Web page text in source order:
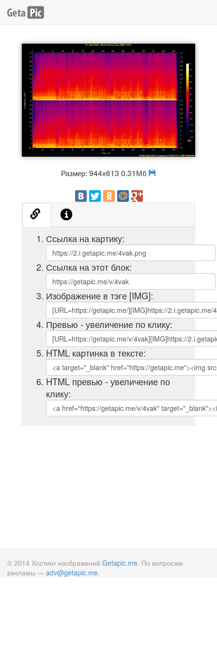
Размер: 944x613 0.31Мб
Ссылка на картику:
Ссылка на этот блок:
Изображение в тэге [IMG]:
Превью - увеличение по клику:
HTML картинка в тексте:
HTML превью - увеличение по
клику:
© 2014 Хостинг изображений Getapic.me. По вопросам
рекламы — adv@getapic.me.